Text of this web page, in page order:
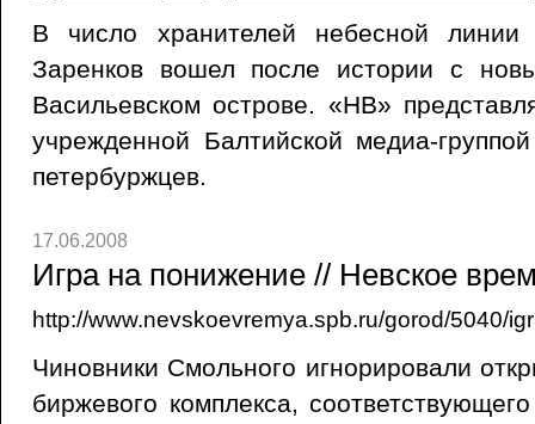
В число хранителей небесной линии
Заренков вошел после истории с
Васильевском острове. «НВ»
учрежденной Балтийской медиа-
петербуржцев.
17.06.2008
Игра на понижение // Невское
http://www.nevskoevremya.spb.ru/gorod/5040/
Чиновники Смольного игнорировали
биржевого комплекса,